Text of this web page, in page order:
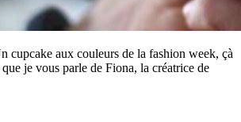
aux couleurs de la fashion week, çà
je vous parle de Fiona, la créatrice de